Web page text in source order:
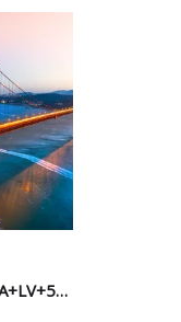
미 서부 완전투어 (LA+LV+5대캐년+세도나+요세미티+SF)...